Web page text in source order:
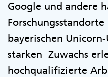
Google und andere
bayerischen
starken Zuwachs
hochqualifizierte